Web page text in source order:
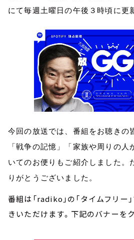
にて毎週土曜日の午後３時頃に更
今回の放送では、番組をお聴きの
「戦争の記憶」「家族や周りの人
いてのお便りもご紹介しました。
りがとうございました。
番組は「radiko」の「タイムフリー
きいただけます。下記のバナーを